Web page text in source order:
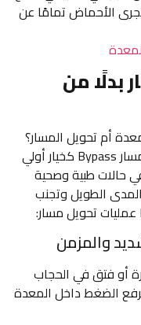
الأحماض تمامًا عن
بدلًا من
أم تحويل المسار؟
ينصح الطبيب باللجوء إلى عملية تحويل المسار Bypass كخيار أولي
حالات طبية وصحية
الطويل وتجنب
عمليات تحويل مسار:
أو فتق في الحجاب
يرفع الضغط داخل المعدة